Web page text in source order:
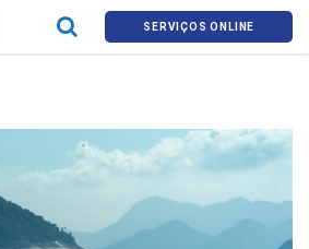
SERVIÇOS ONLINE